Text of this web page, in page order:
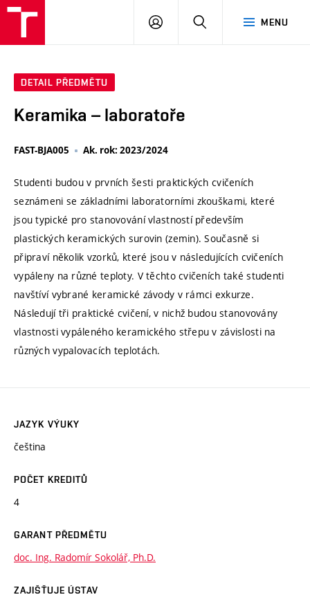
MENU
PŘIHLÁSIT
DETAIL PŘEDMĚTU
Keramika – laboratoře
FAST-BJA005 Ak. rok: 2023/2024
Studenti budou v prvních šesti praktických cvičeních
seznámeni se základními laboratorními zkouškami, které
jsou typické pro stanovování vlastností především
plastických keramických surovin (zemin). Současně si
připraví několik vzorků, které jsou v následujících cvičeních
vypáleny na různé teploty. V těchto cvičeních také studenti
navštíví vybrané keramické závody v rámci exkurze.
Následují tři praktické cvičení, v nichž budou stanovovány
vlastnosti vypáleného keramického střepu v závislosti na
různých vypalovacích teplotách.
JAZYK VÝUKY
čeština
POČET KREDITŮ
4
GARANT PŘEDMĚTU
doc. Ing. Radomír Sokolář, Ph.D.
ZAJIŠŤUJE ÚSTAV